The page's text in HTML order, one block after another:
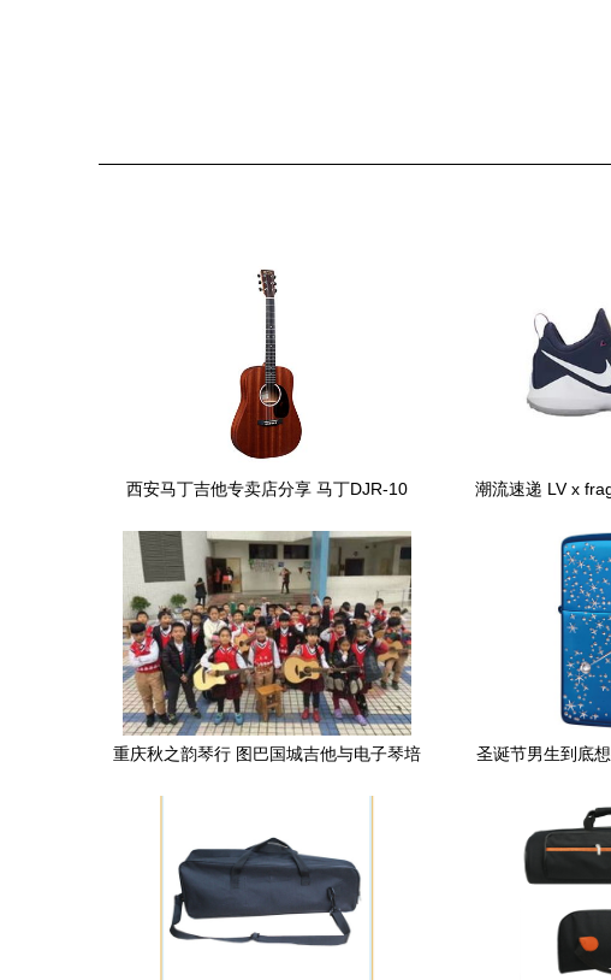
西安马丁吉他专卖店分享 马丁DJR-10
析
潮流速递 LV x
曝光，圣诞
重庆秋之韵琴行 图巴国城吉他与电子琴培
圣诞节男生到底